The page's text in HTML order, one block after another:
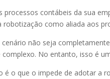
contábeis da sua
como aliada aos
não seja
No entanto, isso é
é o que o impede de adotar a